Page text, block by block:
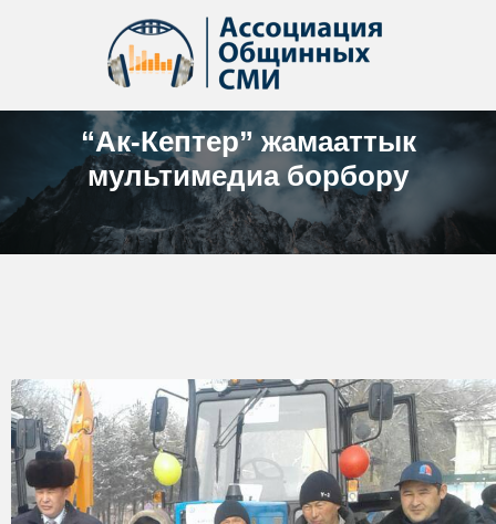
“Ак-Кептер” жамааттык
мультимедиа борбору